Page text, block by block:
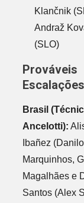
Klančnik
Andraž
(SLO)
Prováveis
Brasil
Ancelotti):
Ibañez
Marquinhos,
Magalhães e
Santos (Alex